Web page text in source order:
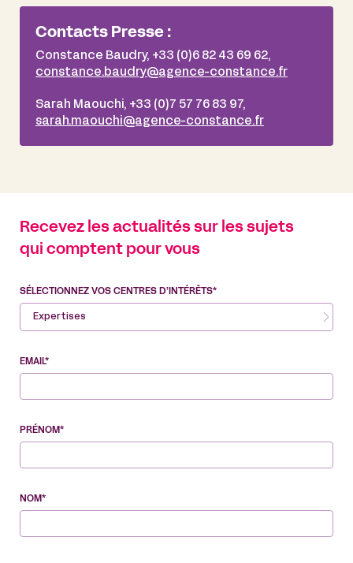
Contacts Presse :
Constance Baudry, +33 (0)6 82 43 69 62,
constance.baudry@agence-constance.fr
Sarah Maouchi, +33 (0)7 57 76 83 97,
sarah.maouchi@agence-constance.fr
Recevez les actualités sur les sujets
qui comptent pour vous
SÉLECTIONNEZ VOS CENTRES D’INTÉRÊTS*
Expertises
EMAIL*
PRÉNOM*
NOM*